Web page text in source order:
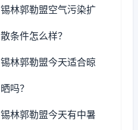
锡林郭勒盟空气污染扩
散条件怎么样？
锡林郭勒盟今天适合晾
晒吗？
锡林郭勒盟今天有中暑